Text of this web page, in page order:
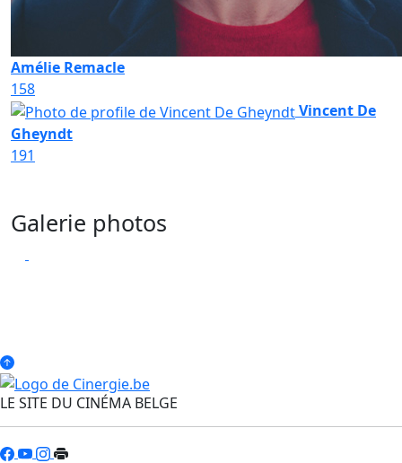
Amélie Remacle
158
Vincent De
Gheyndt
191
Galerie photos
LE SITE DU CINÉMA BELGE